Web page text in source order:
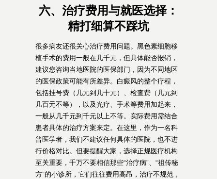
六、治疗费用与就医选择：
精打细算不踩坑
很多病友还很关心治疗费用问题。黑色素细胞移
植手术的费用一般在几千元，但具体能否报销，
建议您咨询当地医院的医保部门，因为不同地区
的医保政策可能有所差异。白癜风的整个疗程，
包括挂号费（几元到几十元）、检查费（几元到
几百元不等），以及光疗、手术等费用加起来，
一般从几千元到千元以上不等。实际费用需结合
患者具体的治疗方案来定。在这里，作为一名科
普医学者，我们不建议任何具体的医院，也不进
行价格对比。但要提醒大家，选择正规医疗机构
至关重要，千万不要相信那些“治疗病”、“祖传秘
方”的小诊所，它们往往费用高昂，治疗不规范，